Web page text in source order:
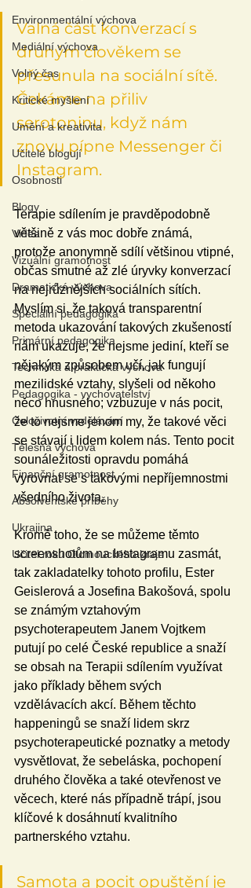
Environmentální výchova
Mediální výchova
Volný čas
Kritické myšlení
Umění a kreativita
Učitelé blogují
Osobnosti
Blogy
Videa
Vizuální gramotnost
Dramatická výchova
Speciální pedagogika
Primární pedagogika
Technická a praktická výchova
Pedagogika - vychovatelství
Celoživotní vzdělávání
Tělesná výchova
Finanční gramotnost
Absolventské příběhy
Ukrajina
Učitel roku Olomouckého kraje
Valná část konverzací s
druhým člověkem se
přesunula na sociální sítě.
Čekáme na přiliv
serotoninu, když nám
znovu pípne Messenger či
Instagram.
Terapie sdílením je pravděpodobně
většině z vás moc dobře známá,
protože anonymně sdílí většinou vtipné,
občas smutné až zlé úryvky konverzací
na nejrůznějších sociálních sítích.
Myslím si, že taková transparentní
metoda ukazování takových zkušeností
nám ukazuje, že nejsme jediní, kteří se
nějakým způsobem učí, jak fungují
mezilidské vztahy, slyšeli od někoho
něco hnusného; vzbuzuje v nás pocit,
že to nejsme jenom my, že takové věci
se stávají i lidem kolem nás. Tento pocit
sounáležitosti opravdu pomáhá
vyrovnat se s takovými nepříjemnostmi
všedního života.
Kromě toho, že se můžeme těmto
screenshotům na Instagramu zasmát,
tak zakladatelky tohoto profilu, Ester
Geislerová a Josefina Bakošová, spolu
se známým vztahovým
psychoterapeutem Janem Vojtkem
putují po celé České republice a snaží
se obsah na Terapii sdílením využívat
jako příklady během svých
vzdělávacích akcí. Během těchto
happeningů se snaží lidem skrz
psychoterapeutické poznatky a metody
vysvětlovat, že sebeláska, pochopení
druhého člověka a také otevřenost ve
věcech, které nás případně trápí, jsou
klíčové k dosáhnutí kvalitního
partnerského vztahu.
Samota a pocit opuštění je